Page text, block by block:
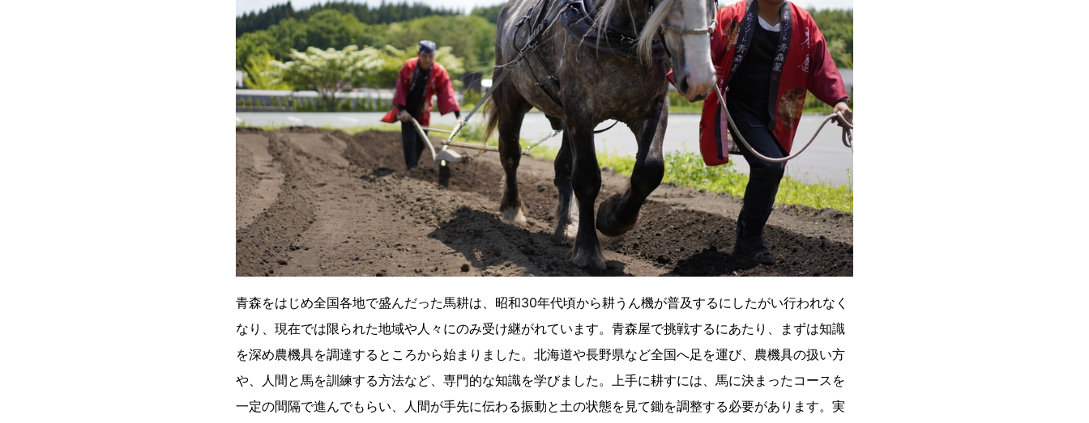
青森をはじめ全国各地で盛んだった馬耕は、昭和30年代頃から耕うん機が普及するにしたがい行われなく
なり、現在では限られた地域や人々にのみ受け継がれています。青森屋で挑戦するにあたり、まずは知識
を深め農機具を調達するところから始まりました。北海道や長野県など全国へ足を運び、農機具の扱い方
や、人間と馬を訓練する方法など、専門的な知識を学びました。上手に耕すには、馬に決まったコースを
一定の間隔で進んでもらい、人間が手先に伝わる振動と土の状態を見て鋤を調整する必要があります。実